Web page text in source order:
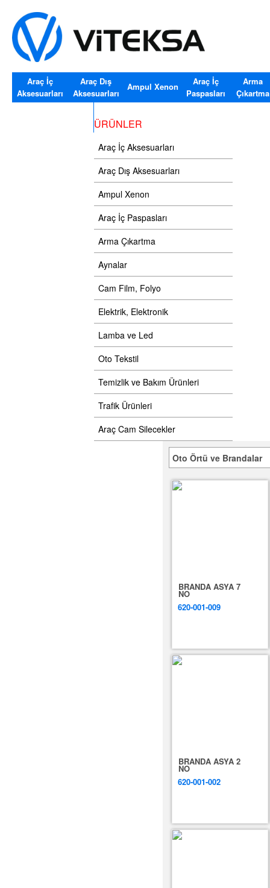
Araç İç
Aksesuarları
Araç Dış
Aksesuarları
Ampul Xenon
Araç İç
Paspasları
Arma
Çıkartma
ÜRÜNLER
Araç İç Aksesuarları
Araç Dış Aksesuarları
Ampul Xenon
Araç İç Paspasları
Arma Çıkartma
Aynalar
Cam Film, Folyo
Elektrik, Elektronik
Lamba ve Led
Oto Tekstil
Temizlik ve Bakım Ürünleri
Trafik Ürünleri
Araç Cam Silecekler
Oto Örtü ve Brandalar
BRANDA ASYA 7
NO
620-001-009
BRANDA ASYA 2
NO
620-001-002